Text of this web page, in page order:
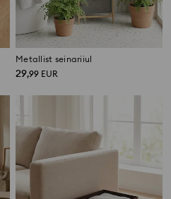
Metallist seinariiul
29,99 EUR